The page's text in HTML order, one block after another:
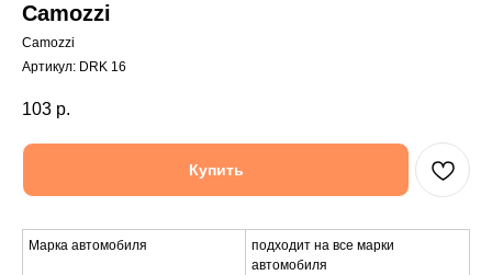
Camozzi
Camozzi
Артикул: DRK 16
103 р.
Купить
Марка автомобиля
подходит на все марки
автомобиля